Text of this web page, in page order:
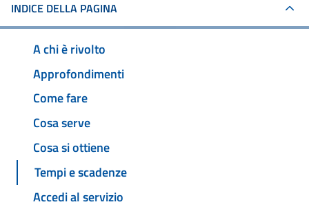
INDICE DELLA PAGINA
A chi è rivolto
Approfondimenti
Come fare
Cosa serve
Cosa si ottiene
Tempi e scadenze
Accedi al servizio